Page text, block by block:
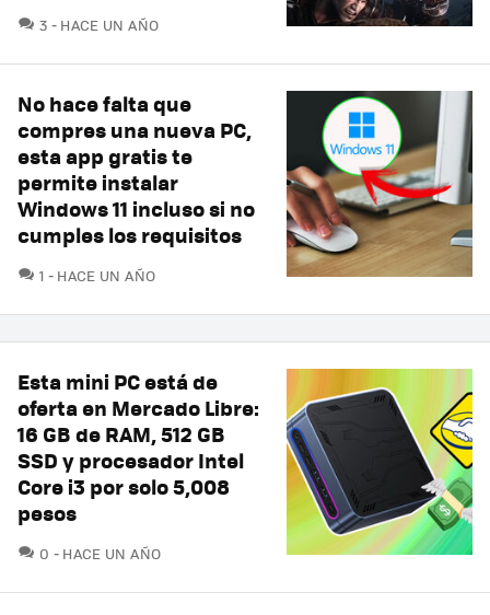
3 COMENTARIOS
HACE UN AÑO
No hace falta que
compres una nueva PC,
esta app gratis te
permite instalar
Windows 11 incluso si no
cumples los requisitos
1 COMENTARIOS
HACE UN AÑO
Esta mini PC está de
oferta en Mercado Libre:
16 GB de RAM, 512 GB
SSD y procesador Intel
Core i3 por solo 5,008
pesos
0 COMENTARIOS
HACE UN AÑO